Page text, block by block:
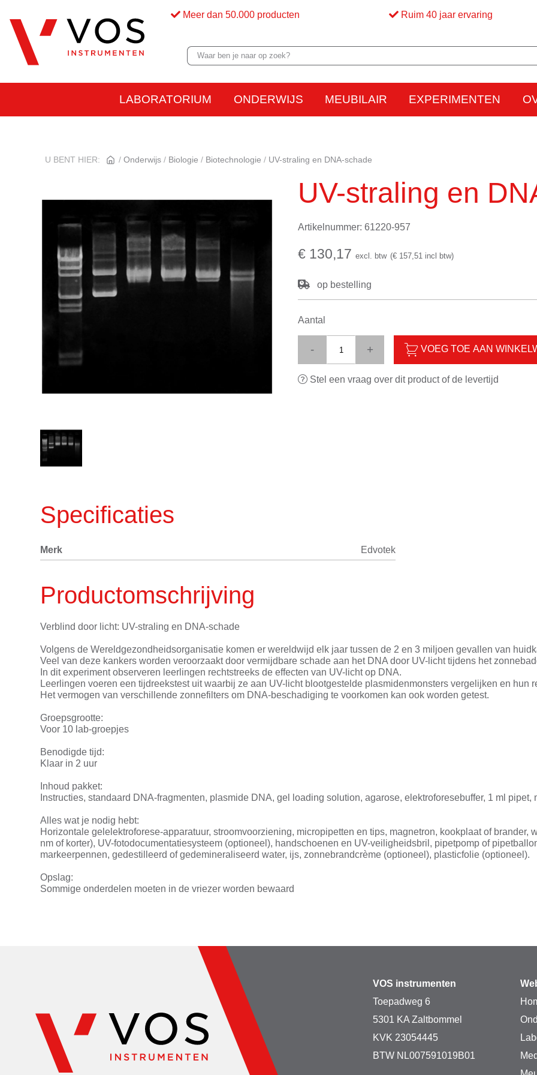
Meer dan 50.000 producten Ruim 40 jaar ervaring
LABORATORIUM ONDERWIJS MEUBILAIR EXPERIMENTEN
U BENT HIER: Onderwijs Biologie Biotechnologie UV-straling en DNA-schade
UV-straling en
Artikelnummer: 61220-957
€ 130,17 excl. btw (€ 157,51 incl btw)
op bestelling
Aantal
- + VOEG TOE AAN
Stel een vraag over dit product of de levertijd
Specificaties
Merk Edvotek
Productomschrijving
Verblind door licht: UV-straling en DNA-schade
Volgens de Wereldgezondheidsorganisatie komen er wereldwijd elk jaar tussen de 2 en 3 miljoen gevallen van
Veel van deze kankers worden veroorzaakt door vermijdbare schade aan het DNA door UV-licht tijdens het
In dit experiment observeren leerlingen rechtstreeks de effecten van UV-licht op DNA.
Leerlingen voeren een tijdreekstest uit waarbij ze aan UV-licht blootgestelde plasmidenmonsters vergelijken en hun
Het vermogen van verschillende zonnefilters om DNA-beschadiging te voorkomen kan ook worden getest.
Groepsgrootte:
Voor 10 lab-groepjes
Benodigde tijd:
Klaar in 2 uur
Inhoud pakket:
Instructies, standaard DNA-fragmenten, plasmide DNA, gel loading solution, agarose, elektroforesebuffer, 1 ml
Alles wat je nodig hebt:
Horizontale gelelektroforese-apparatuur, stroomvoorziening, micropipetten en tips, magnetron, kookplaat of brander,
nm of korter), UV-fotodocumentatiesysteem (optioneel), handschoenen en UV-veiligheidsbril, pipetpomp of
markeerpennen, gedestilleerd of gedemineraliseerd water, ijs, zonnebrandcrème (optioneel), plasticfolie (optioneel).
Opslag:
Sommige onderdelen moeten in de vriezer worden bewaard
VOS instrumenten
Toepadweg 6
5301 KA Zaltbommel
KVK 23054445
BTW NL007591019B01